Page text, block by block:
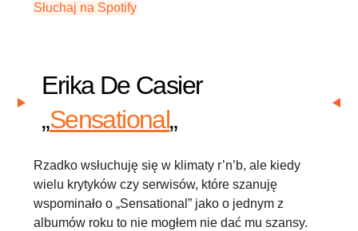
Słuchaj na Spotify
Erika De Casier
„Sensational„
Rzadko wsłuchuję się w klimaty r’n’b, ale kiedy
wielu krytyków czy serwisów, które szanuję
wspominało o „Sensational” jako o jednym z
albumów roku to nie mogłem nie dać mu szansy.